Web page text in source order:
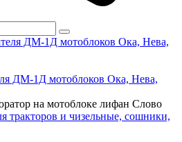
ДМ-1Д мотоблоков Ока, Нева,
на мотоблоке лифан Слово